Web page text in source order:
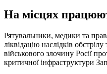
На місцях
Рятувальники, медики та
ліквідацію наслідків
військового злочину Росії
критичної інфраструктури